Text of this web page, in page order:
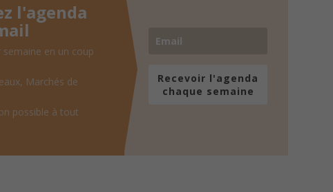
l'agenda
semaine en un coup
Marchés de
possible à tout
Recevoir l'agenda
chaque semaine